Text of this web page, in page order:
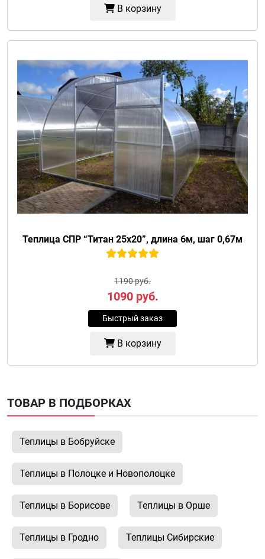
В корзину
Теплица СПР “Титан 25х20”, длина 6м, шаг 0,67м
1190 руб.
1090руб.
Быстрый заказ
В корзину
ТОВАР В ПОДБОРКАХ
Теплицы в Бобруйске
Теплицы в Полоцке и Новополоцке
Теплицы в Борисове Теплицы в Орше
Теплицы в Гродно Теплицы Сибирские